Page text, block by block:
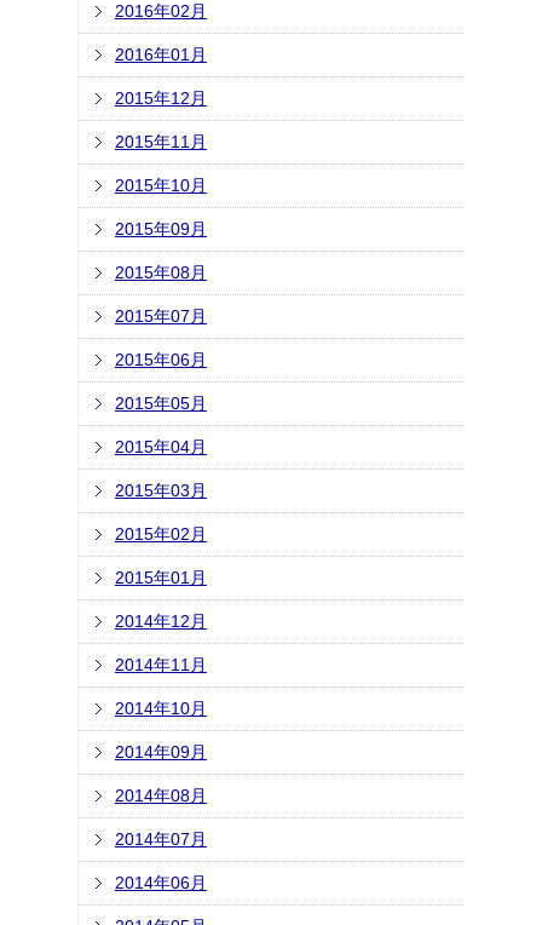
2016年02月
2016年01月
2015年12月
2015年11月
2015年10月
2015年09月
2015年08月
2015年07月
2015年06月
2015年05月
2015年04月
2015年03月
2015年02月
2015年01月
2014年12月
2014年11月
2014年10月
2014年09月
2014年08月
2014年07月
2014年06月